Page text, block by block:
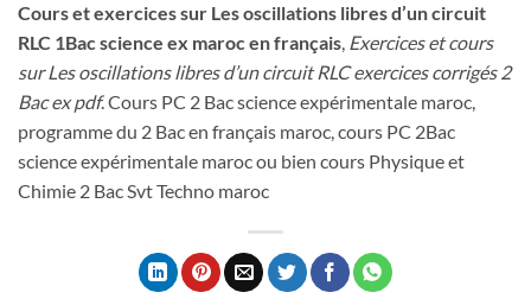
Cours et exercices sur Les oscillations libres d’un circuit
RLC 1Bac science ex maroc en français, Exercices et cours
sur Les oscillations libres d’un circuit RLC exercices corrigés 2
Bac ex pdf. Cours PC 2 Bac science expérimentale maroc,
programme du 2 Bac en français maroc, cours PC 2Bac
science expérimentale maroc ou bien cours Physique et
Chimie 2 Bac Svt Techno maroc